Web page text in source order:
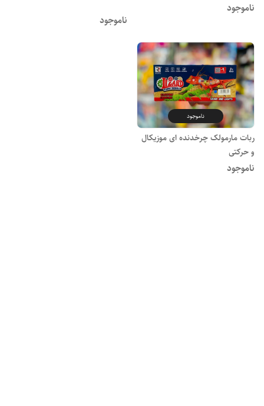
ناموجود
ناموجود
ناموجود
ربات مارمولک چرخدنده ای موزیکال
و حرکتی
ناموجود